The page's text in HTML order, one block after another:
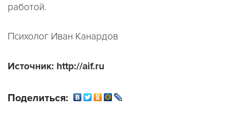
работой.
Психолог Иван Канардов
Источник: http://aif.ru
Поделиться: